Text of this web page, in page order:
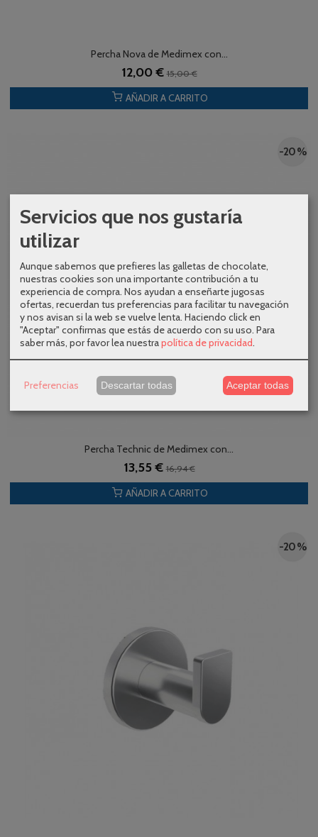
Percha Nova de Medimex con...
12,00 €15,00 €
AÑADIR A CARRITO
-20 %
Percha Technic de Medimex con...
13,55 €16,94 €
AÑADIR A CARRITO
-20 %
Servicios que nos gustaría
utilizar
Aunque sabemos que prefieres las galletas de chocolate,
nuestras cookies son una importante contribución a tu
experiencia de compra. Nos ayudan a enseñarte jugosas
ofertas, recuerdan tus preferencias para facilitar tu navegación
y nos avisan si la web se vuelve lenta. Haciendo click en
"Aceptar" confirmas que estás de acuerdo con su uso. Para
saber más, por favor lea nuestrapolítica de privacidad
Preferencias Descartar todas Aceptar todas